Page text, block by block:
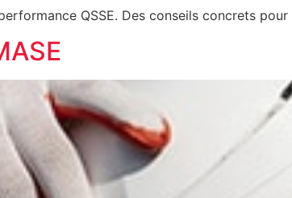
QSSE. Des conseils concrets